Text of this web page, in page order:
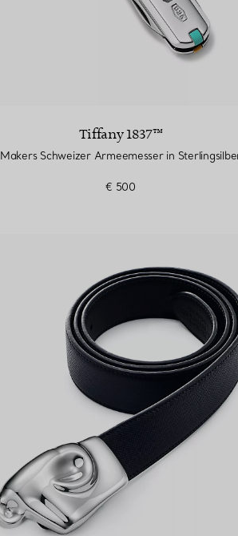
Tiffany 1837™
Makers Schweizer Armeemesser in
€ 500